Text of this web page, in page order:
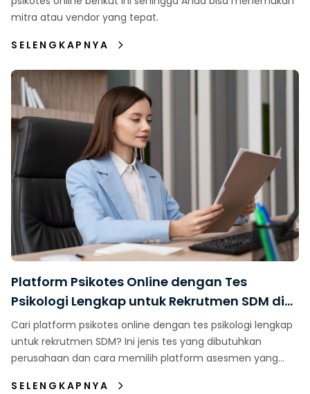
mitra atau vendor yang tepat.
SELENGKAPNYA
Platform Psikotes Online dengan Tes
Psikologi Lengkap untuk Rekrutmen SDM di
Indonesia
Cari platform psikotes online dengan tes psikologi lengkap
untuk rekrutmen SDM? Ini jenis tes yang dibutuhkan
perusahaan dan cara memilih platform asesmen yang
SELENGKAPNYA